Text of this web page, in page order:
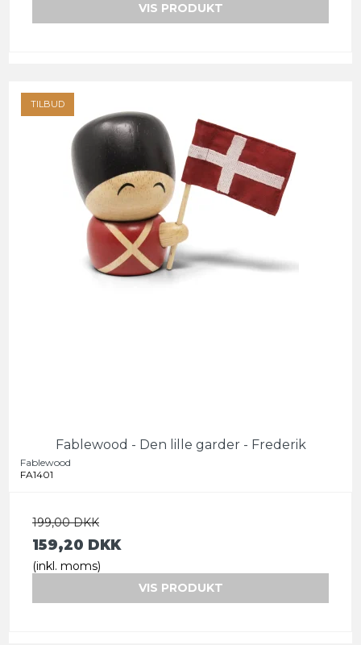
VIS PRODUKT
TILBUD
Fablewood - Den lille garder - Frederik
Fablewood
FA1401
199,00 DKK
159,20 DKK
(inkl. moms)
VIS PRODUKT